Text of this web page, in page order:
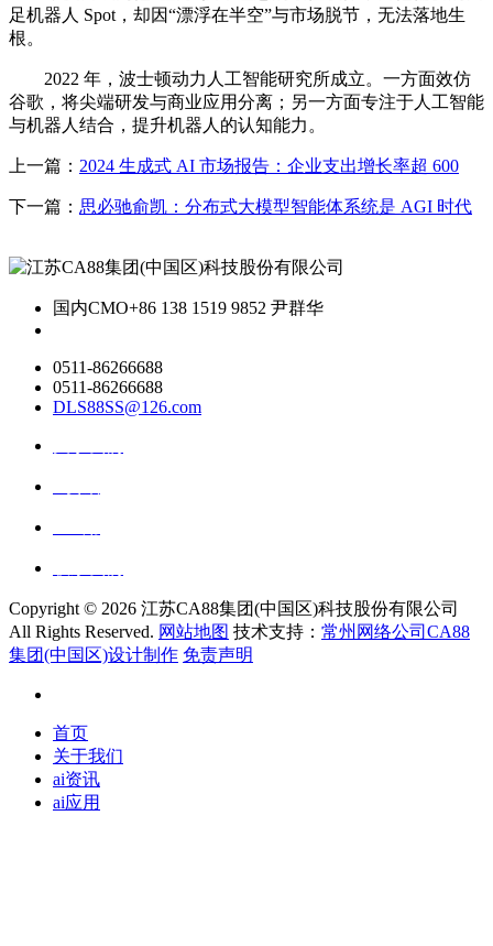
足机器人 Spot，却因“漂浮在半空”与市场脱节，无法落地生
根。
2022 年，波士顿动力人工智能研究所成立。一方面效仿
谷歌，将尖端研发与商业应用分离；另一方面专注于人工智能
与机器人结合，提升机器人的认知能力。
上一篇： 2024 生成式 AI 市场报告：企业支出增长率超 600
下一篇： 思必驰俞凯：分布式大模型智能体系统是 AGI 时代
国内CMO+86 138 1519 9852 尹群华
0511-86266688
0511-86266688
DLS88SS@126.com
Copyright © 2026 江苏CA88集团(中国区)科技股份有限公司
All Rights Reserved. 网站地图 技术支持： 常州网络公司CA88
集团(中国区)设计制作 免责声明
首页
关于我们
ai资讯
ai应用